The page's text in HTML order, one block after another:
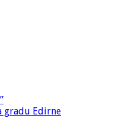
gradu Edirne